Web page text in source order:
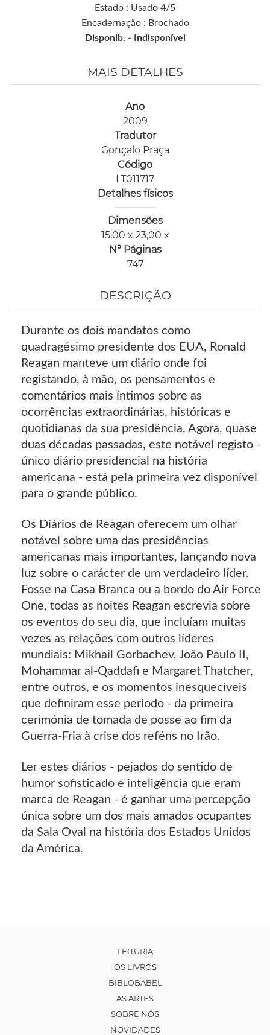
Estado : Usado 4/5
Encadernação : Brochado
Disponib. -
Indisponível
MAIS DETALHES
Ano
2009
Tradutor
Gonçalo Praça
Código
LT011717
Detalhes físicos
Dimensões
15,00 x 23,00 x
Nº Páginas
747
DESCRIÇÃO
Durante os dois mandatos como
quadragésimo presidente dos EUA, Ronald
Reagan manteve um diário onde foi
registando, à mão, os pensamentos e
comentários mais íntimos sobre as
ocorrências extraordinárias, históricas e
quotidianas da sua presidência. Agora, quase
duas décadas passadas, este notável registo -
único diário presidencial na história
americana - está pela primeira vez disponível
para o grande público.
Os Diários de Reagan oferecem um olhar
notável sobre uma das presidências
americanas mais importantes, lançando nova
luz sobre o carácter de um verdadeiro líder.
Fosse na Casa Branca ou a bordo do Air Force
One, todas as noites Reagan escrevia sobre
os eventos do seu dia, que incluíam muitas
vezes as relações com outros líderes
mundiais: Mikhail Gorbachev, João Paulo II,
Mohammar al-Qaddafi e Margaret Thatcher,
entre outros, e os momentos inesquecíveis
que definiram esse período - da primeira
cerimónia de tomada de posse ao fim da
Guerra-Fria à crise dos reféns no Irão.
Ler estes diários - pejados do sentido de
humor sofisticado e inteligência que eram
marca de Reagan - é ganhar uma percepção
única sobre um dos mais amados ocupantes
da Sala Oval na história dos Estados Unidos
da América.
LEITURIA
OS LIVROS
BIBLOBABEL
AS ARTES
SOBRE NÓS
NOVIDADES